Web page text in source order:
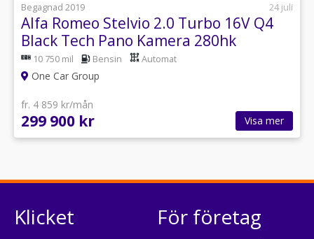
Begagnad 2019
24 juli
Alfa Romeo Stelvio 2.0 Turbo 16V Q4
Black Tech Pano Kamera 280hk
10 750 mil Bensin Automat
One Car Group
fr. 4 859 kr/mån
299 900 kr Visa mer
Klicket För företag